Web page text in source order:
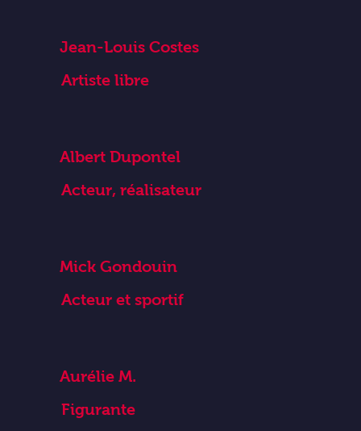
Jean-Louis Costes
Artiste libre
Albert Dupontel
Acteur, réalisateur
Mick Gondouin
Acteur et sportif
Aurélie M.
Figurante